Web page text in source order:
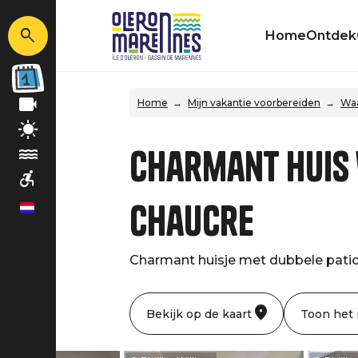
nl
HomeOntdek
Home Mijn vakantie voorbereiden
Charmant
Chaucre
Charmant huisje met dubbele
Bekijk op de kaart Toon het